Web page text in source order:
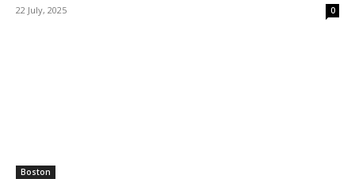
22 July, 2025 0
Boston